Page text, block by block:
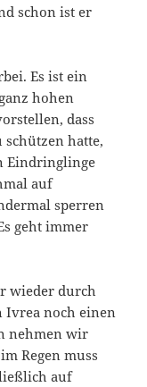
schon ist er
Es ist ein
hohen
dass
hatte,
Eindringlinge
auf
sperren
geht immer
wieder durch
Ivrea noch einen
nehmen wir
Regen muss
auf